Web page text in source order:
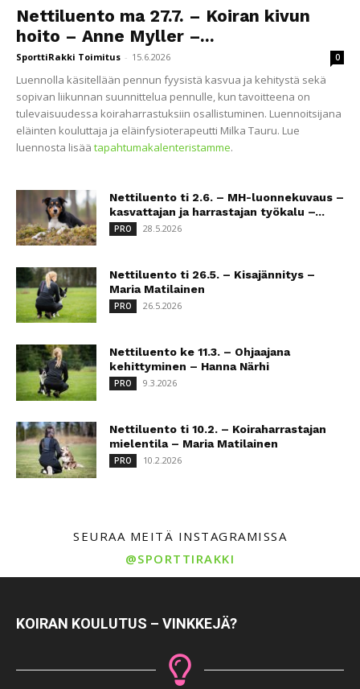
Nettiluento ma 27.7. – Koiran kivun
hoito – Anne Myller –...
SporttiRakki Toimitus - 15.6.2026 0
Luennolla käsitellään pennun fyysistä kasvua ja kehitystä sekä
sopivan liikunnan suunnittelua pennulle, kun tavoitteena on
tulevaisuudessa koiraharrastuksiin osallistuminen. Luennoitsijana
eläinten kouluttaja ja eläinfysioterapeutti Milka Tauru. Lue
luennosta lisää tapahtumakalenteristamme.
Nettiluento ti 2.6. – MH-luonnekuvaus –
kasvattajan ja harrastajan työkalu –...
PRO 28.5.2026
Nettiluento ti 26.5. – Kisajännitys –
Maria Matilainen
PRO 26.5.2026
Nettiluento ke 11.3. – Ohjaajana
kehittyminen – Hanna Närhi
PRO 9.3.2026
Nettiluento ti 10.2. – Koiraharrastajan
mielentila – Maria Matilainen
PRO 10.2.2026
SEURAA MEITÄ INSTAGRAMISSA
@SPORTTIRAKKI
KOIRAN KOULUTUS – VINKKEJÄ?